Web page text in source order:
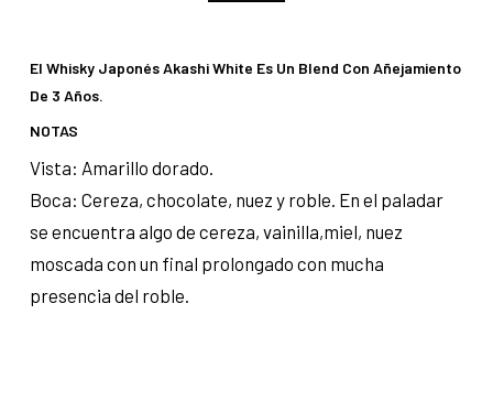
El Whisky Japonés Akashi White Es Un Blend Con Añejamiento
De 3 Años.
NOTAS
Vista: Amarillo dorado.
Boca: Cereza, chocolate, nuez y roble. En el paladar
se encuentra algo de cereza, vainilla,miel, nuez
moscada con un final prolongado con mucha
presencia del roble.